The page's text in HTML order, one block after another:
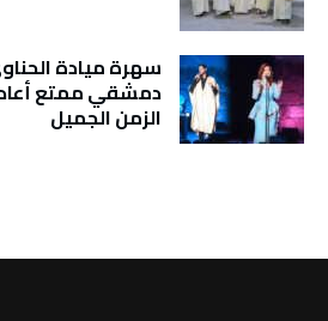
سهرة ميادة
دمشقي ممتع أعاد
الزمن الجميل